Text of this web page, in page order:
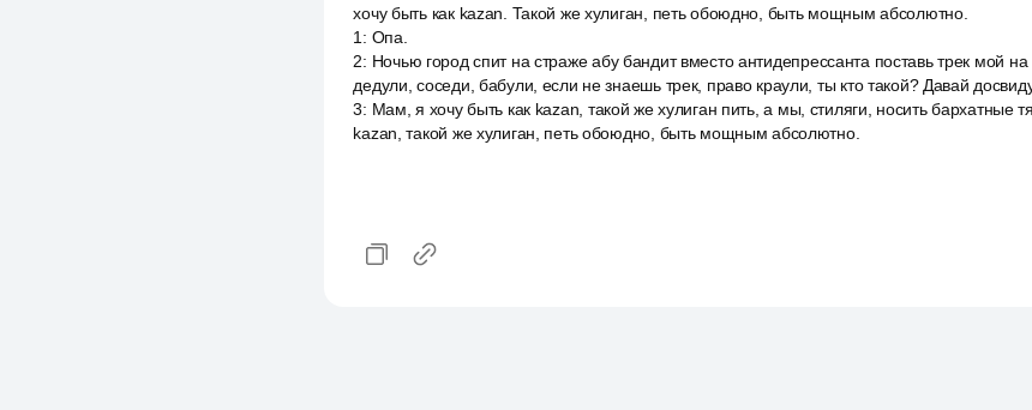
хочу быть как kazan. Такой же хулиган, петь обоюдно, быть мощным абсолютно.
1 : Опа.
2: Ночью город спит на страже абу бандит вместо антидепрессанта поставь трек мой
дедули, соседи, бабули, если не знаешь трек, право краули, ты кто такой? Давай
3: Мам, я хочу быть как kazan, такой же хулиган пить, а мы, стиляги, носить бархатные
kazan, такой же хулиган, петь обоюдно, быть мощным абсолютно.